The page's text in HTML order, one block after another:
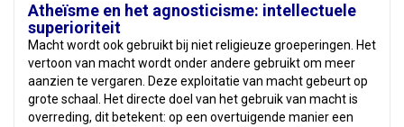
Atheïsme en het agnosticisme: intellectuele
superioriteit
Macht wordt ook gebruikt bij niet religieuze groeperingen. Het
vertoon van macht wordt onder andere gebruikt om meer
aanzien te vergaren. Deze exploitatie van macht gebeurt op
grote schaal. Het directe doel van het gebruik van macht is
overreding, dit betekent: op een overtuigende manier een